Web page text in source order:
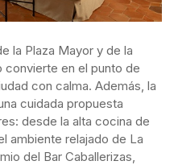
la Plaza Mayor y de la
convierte en el punto de
con calma. Además, la
cuidada propuesta
desde la alta cocina de
ambiente relajado de La
del Bar Caballerizas,